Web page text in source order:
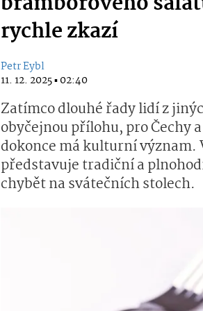
rychle zkazí
Petr Eybl
11. 12. 2025 ▪ 02:40
Zatímco dlouhé řady lidí z
obyčejnou přílohu, pro Čechy
dokonce má kulturní význam.
představuje tradiční a
chybět na svátečních stolech.